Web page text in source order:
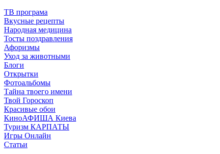
ТВ програма
Вкусные рецепты
Народная медицина
Тосты поздравления
Афоризмы
Уход за животными
Блоги
Открытки
Фотоальбомы
Тайна твоего имени
Твой Гороскоп
Красивые обои
КиноАФИША Киева
Туризм КАРПАТЫ
Игры Онлайн
Статьи